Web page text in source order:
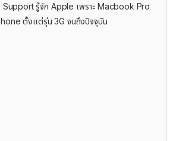
รู้จัก ​Apple เพราะ Macbook Pro
ตั้งแต่รุ่น 3G จนถึงปัจจุบัน